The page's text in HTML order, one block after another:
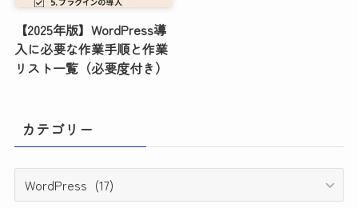
【2025年版】WordPress導
入に必要な作業手順と作業
リスト一覧（必要度付き）
カテゴリー
カ
テ